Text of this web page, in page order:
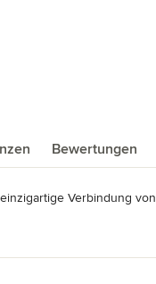
Bewertungen
Verbindung von